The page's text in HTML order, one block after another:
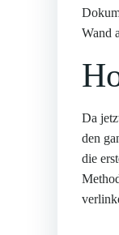
Wand
Da
den
die